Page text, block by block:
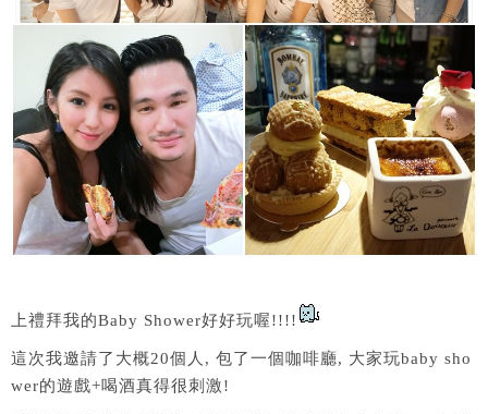
上禮拜我的Baby Shower好好玩喔!!!!
這次我邀請了大概20個人, 包了一個咖啡廳, 大家玩baby sho
wer的遊戲+喝酒真得很刺激!